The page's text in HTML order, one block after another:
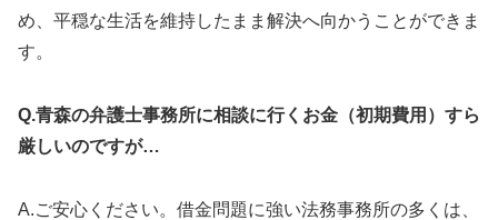
め、平穏な生活を維持したまま解決へ向かうことができま
す。
Q.青森の弁護士事務所に相談に行くお金（初期費用）すら
厳しいのですが…
A.ご安心ください。借金問題に強い法務事務所の多くは、